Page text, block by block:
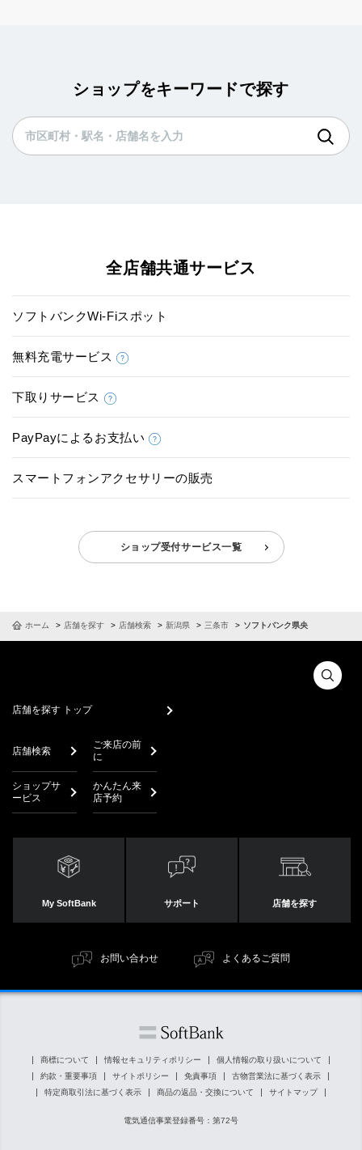
ショップをキーワードで探す
全店舗共通サービス
ソフトバンクWi-Fiスポット
無料充電サービス
下取りサービス
PayPayによるお支払い
スマートフォンアクセサリーの販売
ショップ受付サービス一覧
ホーム 店舗を探す 店舗検索 新潟県 三条市 ソフトバンク県央
店舗を探す トップ
店舗検索
ご来店の前
に
ショップサ
ービス
かんたん来
店予約
My SoftBank サポート 店舗を探す
お問い合わせ よくあるご質問
商標について 情報セキュリティポリシー
個人情報の取り扱いについて
約款・重要事項
サイトポリシー 免責事項
古物営業法に基づく表示
特定商取引法に基づく表示
商品の返品・交換について サイトマップ
電気通信事業登録番号：第72号